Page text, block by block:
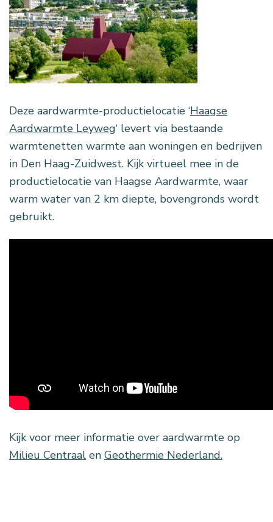
Deze aardwarmte-productielocatie ‘Haagse
Aardwarmte Leyweg‘ levert via bestaande
warmtenetten warmte aan woningen en bedrijven
in Den Haag-Zuidwest. Kijk virtueel mee in de
productielocatie van Haagse Aardwarmte, waar
warm water van 2 km diepte, bovengronds wordt
gebruikt.
Kijk voor meer informatie over aardwarmte op
Milieu Centraal en Geothermie Nederland.